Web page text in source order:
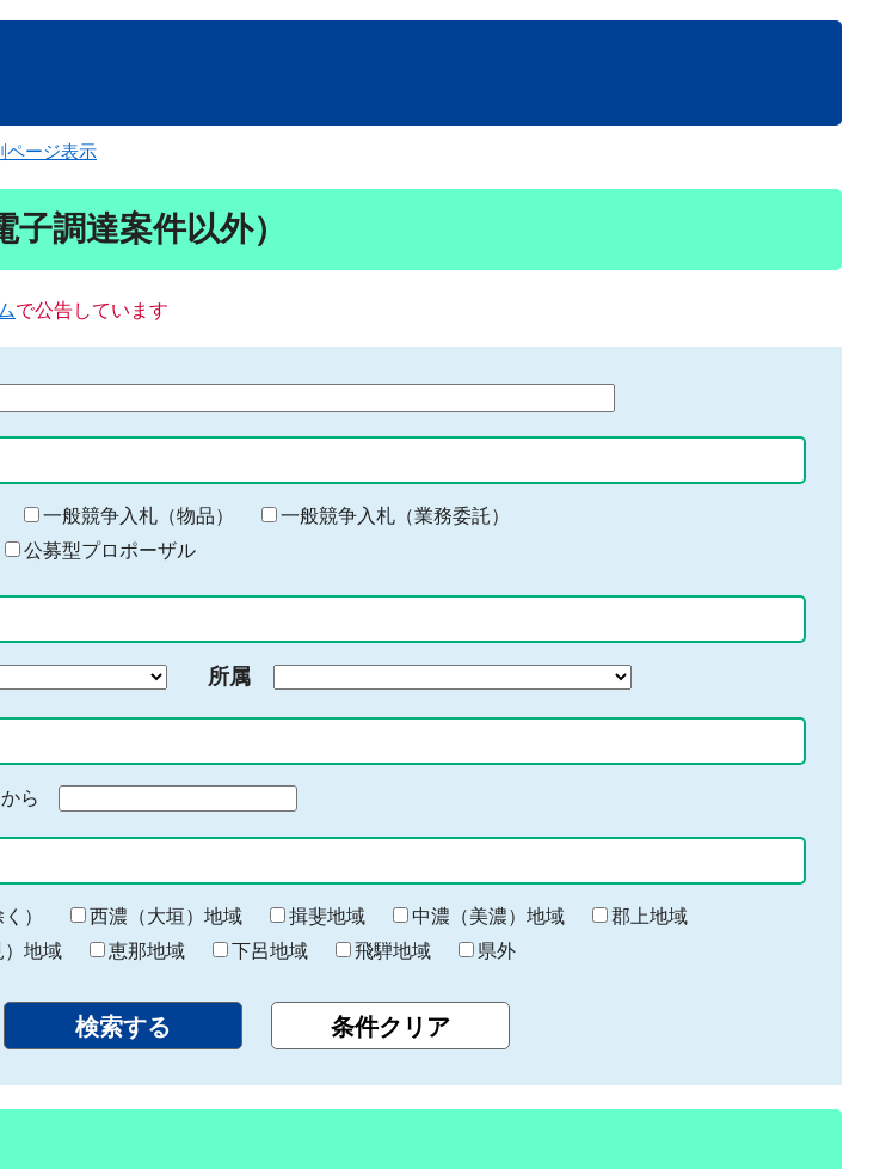
ページ表示
調達案件以外）
で公告しています
一般競争入札（物品）
一般競争入札（業務委託）
公募型プロポーザル
所属
から
終
わ
り
） 西濃（大垣）地域 揖斐地域 中濃（美濃）地域
郡上地域
）地域 恵那地域 下呂地域 飛騨地域 県外